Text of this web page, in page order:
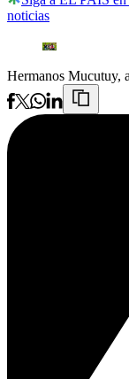
noticias
Hermanos Mucutuy,